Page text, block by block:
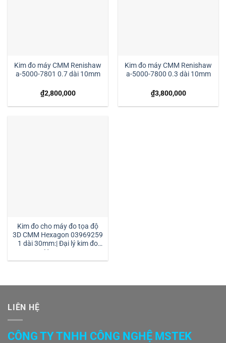
Kim đo máy CMM Renishaw
a-5000-7801 0.7 dài 10mm
₫2,800,000
Kim đo máy CMM Renishaw
a-5000-7800 0.3 dài 10mm
₫3,800,000
Kim đo cho máy đo tọa độ
3D CMM Hexagon 03969259
1 dài 30mm:| Đại lý kim đo
Hexagon
LIÊN HỆ
CÔNG TY TNHH CÔNG NGHỆ MSTEK